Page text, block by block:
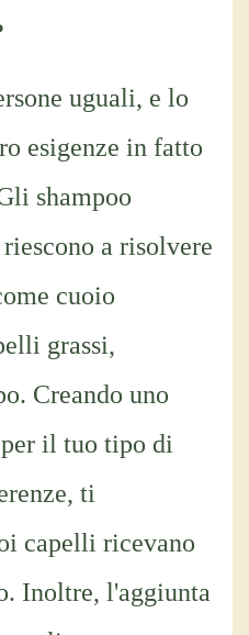
uguali, e lo
esigenze in fatto
shampoo
a risolvere
cuoio
grassi,
Creando uno
per il tuo tipo di
ti
capelli ricevano
Inoltre, l'aggiunta